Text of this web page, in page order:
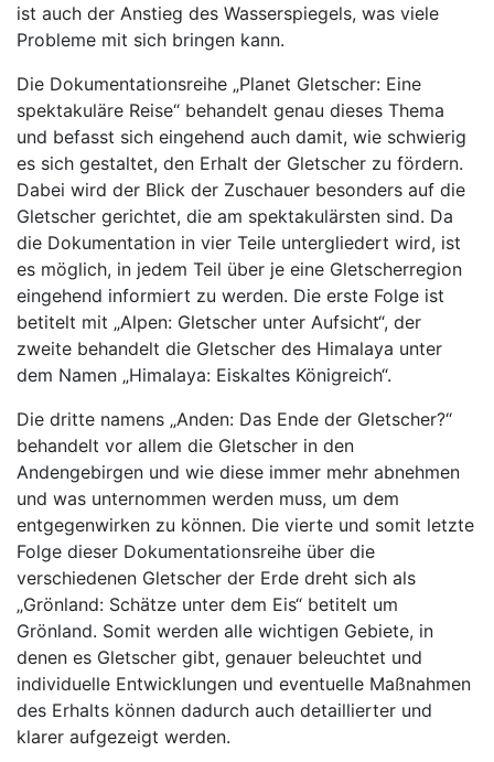
ist auch der Anstieg des Wasserspiegels, was viele
Probleme mit sich bringen kann.
Die Dokumentationsreihe „Planet Gletscher: Eine
spektakuläre Reise“ behandelt genau dieses Thema
und befasst sich eingehend auch damit, wie schwierig
es sich gestaltet, den Erhalt der Gletscher zu fördern.
Dabei wird der Blick der Zuschauer besonders auf die
Gletscher gerichtet, die am spektakulärsten sind. Da
die Dokumentation in vier Teile untergliedert wird, ist
es möglich, in jedem Teil über je eine Gletscherregion
eingehend informiert zu werden. Die erste Folge ist
betitelt mit „Alpen: Gletscher unter Aufsicht“, der
zweite behandelt die Gletscher des Himalaya unter
dem Namen „Himalaya: Eiskaltes Königreich“.
Die dritte namens „Anden: Das Ende der Gletscher?“
behandelt vor allem die Gletscher in den
Andengebirgen und wie diese immer mehr abnehmen
und was unternommen werden muss, um dem
entgegenwirken zu können. Die vierte und somit letzte
Folge dieser Dokumentationsreihe über die
verschiedenen Gletscher der Erde dreht sich als
„Grönland: Schätze unter dem Eis“ betitelt um
Grönland. Somit werden alle wichtigen Gebiete, in
denen es Gletscher gibt, genauer beleuchtet und
individuelle Entwicklungen und eventuelle Maßnahmen
des Erhalts können dadurch auch detaillierter und
klarer aufgezeigt werden.